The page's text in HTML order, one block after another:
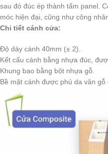
sau đó đúc ép thành tấm panel.
móc hiện đại, cũng như công
Chi tiết cánh cửa:
Độ dày cánh 40mm (± 2).
Kết cấu cánh bằng nhựa đúc,
Khung bao bằng bột nhựa gỗ.
Bề mặt cánh được phủ da vân gỗ